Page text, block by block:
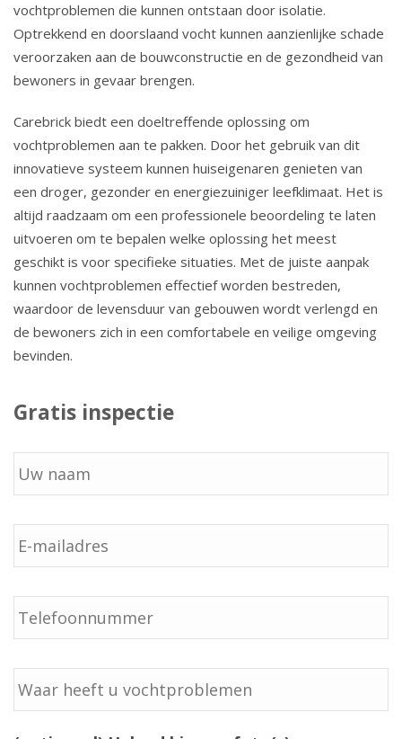
vochtproblemen die kunnen ontstaan door isolatie.
Optrekkend en doorslaand vocht kunnen aanzienlijke schade
veroorzaken aan de bouwconstructie en de gezondheid van
bewoners in gevaar brengen.
Carebrick biedt een doeltreffende oplossing om
vochtproblemen aan te pakken. Door het gebruik van dit
innovatieve systeem kunnen huiseigenaren genieten van
een droger, gezonder en energiezuiniger leefklimaat. Het is
altijd raadzaam om een professionele beoordeling te laten
uitvoeren om te bepalen welke oplossing het meest
geschikt is voor specifieke situaties. Met de juiste aanpak
kunnen vochtproblemen effectief worden bestreden,
waardoor de levensduur van gebouwen wordt verlengd en
de bewoners zich in een comfortabele en veilige omgeving
bevinden.
Gratis inspectie
Geen
titel
E-
mailadres *
Telefoon *
Geen
titel